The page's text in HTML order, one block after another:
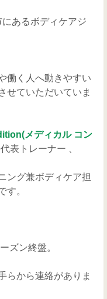
働く人へ動きやすい
せていただいていま
メディカル コン
表トレーナー 、
ング兼ボディケア担
す。
ズン終盤。
らから連絡がありま